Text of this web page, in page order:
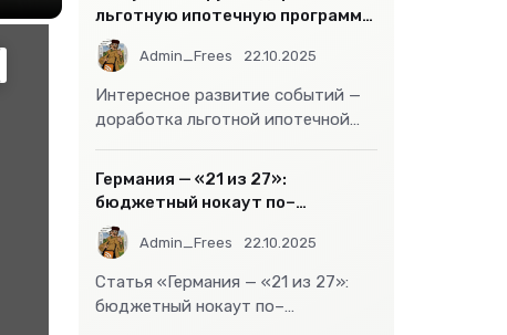
льготную ипотечную программу
- «Бизнес»
Admin_Frees 22.10.2025
Интересное развитие событий —
доработка льготной ипотечной
стать
Германия — «21 из 27»:
бюджетный нокаут по–
европейски
Admin_Frees 22.10.2025
Статья «Германия — «21 из 27»:
бюджетный нокаут по–